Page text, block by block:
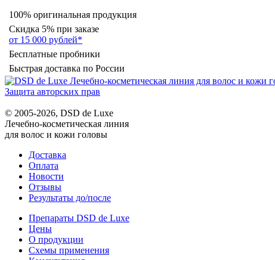
100% оригинальная продукция
Скидка 5% при заказе
от 15 000 рублей*
Бесплатные пробники
Быстрая доставка по России
Защита авторских прав
© 2005-2026, DSD de Luxe
Лечебно-косметическая линия
для волос и кожи головы
Доставка
Оплата
Новости
Отзывы
Результаты до/после
Препараты DSD de Luxe
Цены
О продукции
Схемы применения